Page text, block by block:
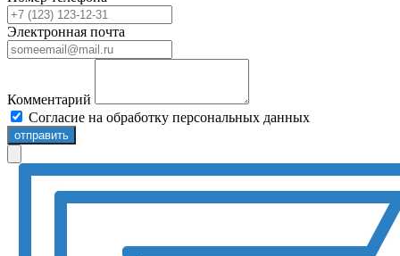
Электронная почта
Комментарий
Согласие на обработку персональных данных
отправить